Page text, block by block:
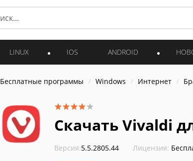
LINUX IOS ANDROID
Бесплатные программы Windows Интернет
Скачать Vivaldi
Версия:5.5.2805.44 Лицензия: